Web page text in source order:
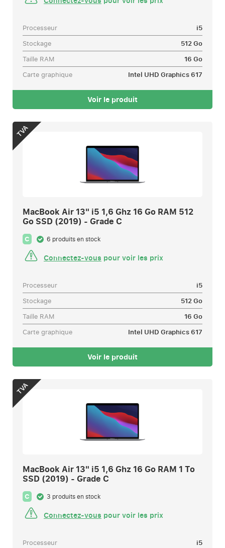
Processeur
i5
Stockage
512 Go
Taille RAM
16 Go
Carte graphique
Intel UHD Graphics 617
Voir le produit
TVA
MacBook Air 13" i5 1,6 Ghz 16 Go RAM 512
Go SSD (2019) - Grade C
C 6 produits en stock
Connectez-vous pour voir les prix
Processeur
i5
Stockage
512 Go
Taille RAM
16 Go
Carte graphique
Intel UHD Graphics 617
Voir le produit
TVA
MacBook Air 13" i5 1,6 Ghz 16 Go RAM 1 To
SSD (2019) - Grade C
C 3 produits en stock
Connectez-vous pour voir les prix
Processeur
i5